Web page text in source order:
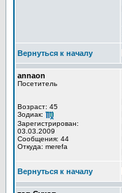
Вернуться к началу
annaon
Посетитель
Возраст: 45
Зодиак:
Зарегистрирован:
03.03.2009
Сообщения: 44
Откуда: merefa
Вернуться к началу